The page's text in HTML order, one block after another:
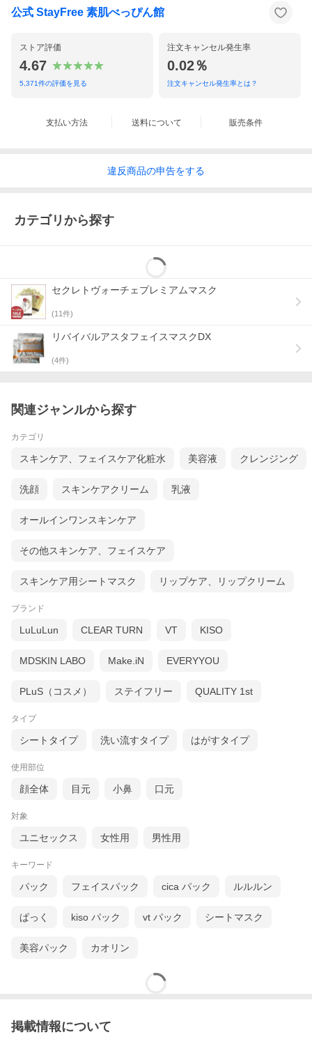
公式 StayFree 素肌べっぴん館
ストア評価
4.67
5,371件の評価を見る
注文キャンセル発生率
0.02％
注文キャンセル発生率とは？
支払い方法 送料について 販売条件
違反商品の申告をする
カテゴリから探す
セクレトヴォーチェプレミアムマスク
(11件)
リバイバルアスタフェイスマスクDX
(4件)
関連ジャンルから探す
カテゴリ
スキンケア、フェイスケア化粧水 美容液 クレンジング
洗顔 スキンケアクリーム 乳液
オールインワンスキンケア
その他スキンケア、フェイスケア
スキンケア用シートマスク リップケア、リップクリーム
ブランド
LuLuLun CLEAR TURN VT KISO
MDSKIN LABO Make.iN EVERYYOU
PLuS（コスメ） ステイフリー QUALITY 1st
タイプ
シートタイプ 洗い流すタイプ はがすタイプ
使用部位
顔全体 目元 小鼻 口元
対象
ユニセックス 女性用 男性用
キーワード
パック フェイスパック cica パック ルルルン
ぱっく kiso パック vt パック シートマスク
美容パック カオリン
掲載情報について